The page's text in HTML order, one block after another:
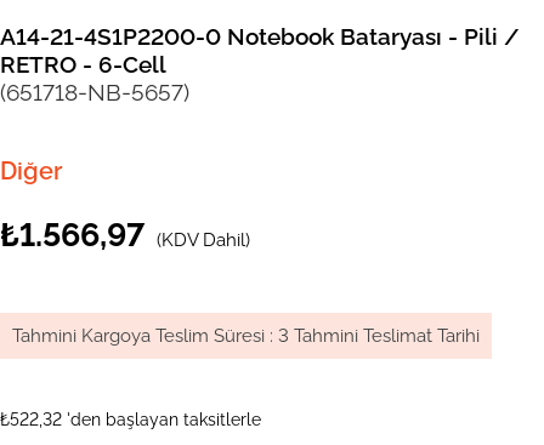
A14-21-4S1P2200-0 Notebook Bataryası - Pili /
RETRO - 6-Cell
(651718-NB-5657)
Diğer
₺1.566,97 (KDV Dahil)
Tahmini Kargoya Teslim Süresi : 3 Tahmini Teslimat Tarihi
₺522,32 'den başlayan taksitlerle